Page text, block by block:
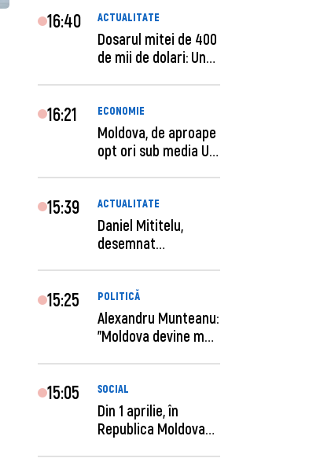
16:40 ACTUALITATE
Dosarul mitei de 400
de mii de dolari: Un
16:21 ECONOMIE
Moldova, de aproape
opt ori sub media UE
15:39 ACTUALITATE
Daniel Mititelu,
desemnat
15:25 POLITICĂ
Alexandru Munteanu:
"Moldova devine mai
15:05 SOCIAL
Din 1 aprilie, în
Republica Moldova